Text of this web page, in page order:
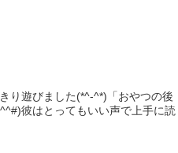
り遊びました(*^-^*)「おやつの後
彼はとってもいい声で上手に読